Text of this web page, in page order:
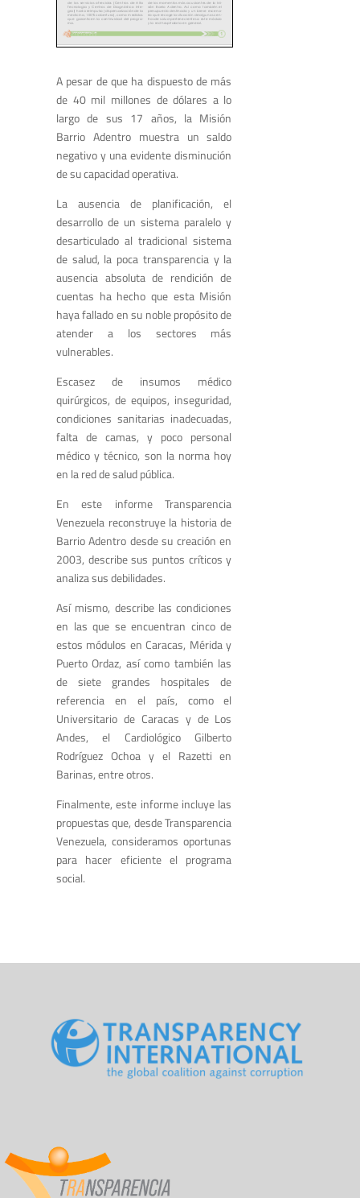
A pesar de que ha dispuesto de más
de 40 mil millones de dólares a lo
largo de sus 17 años, la Misión
Barrio Adentro muestra un saldo
negativo y una evidente disminución
de su capacidad operativa.
La ausencia de planificación, el
desarrollo de un sistema paralelo y
desarticulado al tradicional sistema
de salud, la poca transparencia y la
ausencia absoluta de rendición de
cuentas ha hecho que esta Misión
haya fallado en su noble propósito de
atender a los sectores más
vulnerables.
Escasez de insumos médico
quirúrgicos, de equipos, inseguridad,
condiciones sanitarias inadecuadas,
falta de camas, y poco personal
médico y técnico, son la norma hoy
en la red de salud pública.
En este informe Transparencia
Venezuela reconstruye la historia de
Barrio Adentro desde su creación en
2003, describe sus puntos críticos y
analiza sus debilidades.
Así mismo, describe las condiciones
en las que se encuentran cinco de
estos módulos en Caracas, Mérida y
Puerto Ordaz, así como también las
de siete grandes hospitales de
referencia en el país, como el
Universitario de Caracas y de Los
Andes, el Cardiológico Gilberto
Rodríguez Ochoa y el Razetti en
Barinas, entre otros.
Finalmente, este informe incluye las
propuestas que, desde Transparencia
Venezuela, consideramos oportunas
para hacer eficiente el programa
social.